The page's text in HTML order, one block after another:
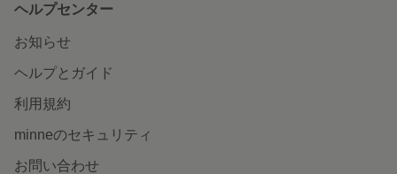
ヘルプセンター
お知らせ
ヘルプとガイド
利用規約
minneのセキュリティ
お問い合わせ